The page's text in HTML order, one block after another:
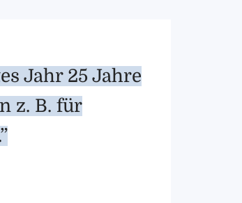
Jahr 25 Jahre
z. B. für